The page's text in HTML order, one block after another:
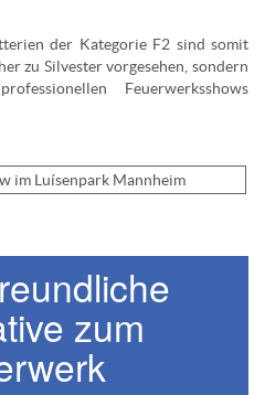
der Kategorie F2 sind somit
zu Silvester vorgesehen, sondern
Feuerwerksshows
zum